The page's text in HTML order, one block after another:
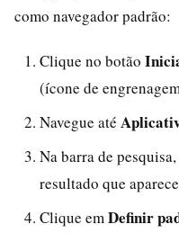
como navegador padrão:
Clique no botão
(ícone de
Navegue até
Na barra de
resultado que
Clique em Definir